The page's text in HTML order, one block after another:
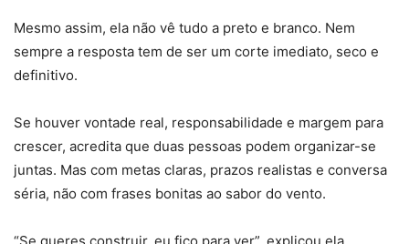
Mesmo assim, ela não vê tudo a preto e branco. Nem
sempre a resposta tem de ser um corte imediato, seco e
definitivo.
Se houver vontade real, responsabilidade e margem para
crescer, acredita que duas pessoas podem organizar-se
juntas. Mas com metas claras, prazos realistas e conversa
séria, não com frases bonitas ao sabor do vento.